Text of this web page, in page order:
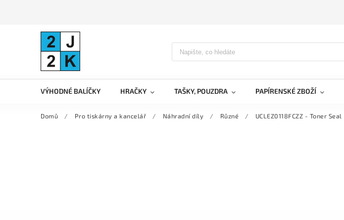
VÝHODNÉ BALÍČKY HRAČKY TAŠKY, POUZDRA PAPÍRENSKÉ ZBOŽÍ
Domů / Pro tiskárny a kancelář / Náhradní díly / Různé / UCLEZ0118FCZZ - Toner Seal